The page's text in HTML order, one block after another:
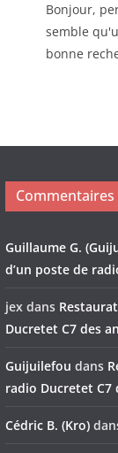
Bonjour,
semble
bonne
Guillaume G.
d’un poste de
jex dans
Ducretet C7 des
Guijuilefou dans
radio Ducretet C7
Cédric B. (Kro)